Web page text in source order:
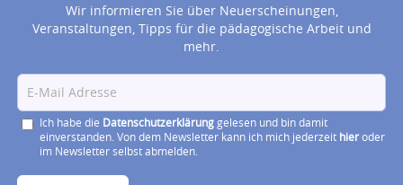
Wir informieren Sie über Neuerscheinungen,
Veranstaltungen, Tipps für die pädagogische Arbeit und
mehr.
Ich habe die Datenschutzerklärunggelesen und bin damit
einverstanden. Von dem Newsletter kann ich mich jederzeit hieroder
im Newsletter selbst abmelden.